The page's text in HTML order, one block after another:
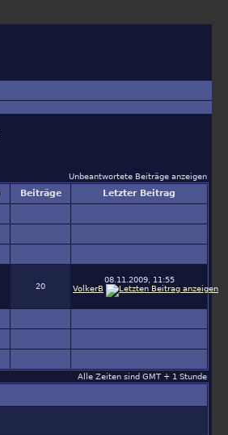
Unbeantwortete Beiträge anzeigen
Beiträge Letzter Beitrag
20
08.11.2009, 11:55
VolkerB
Alle Zeiten sind GMT + 1 Stunde